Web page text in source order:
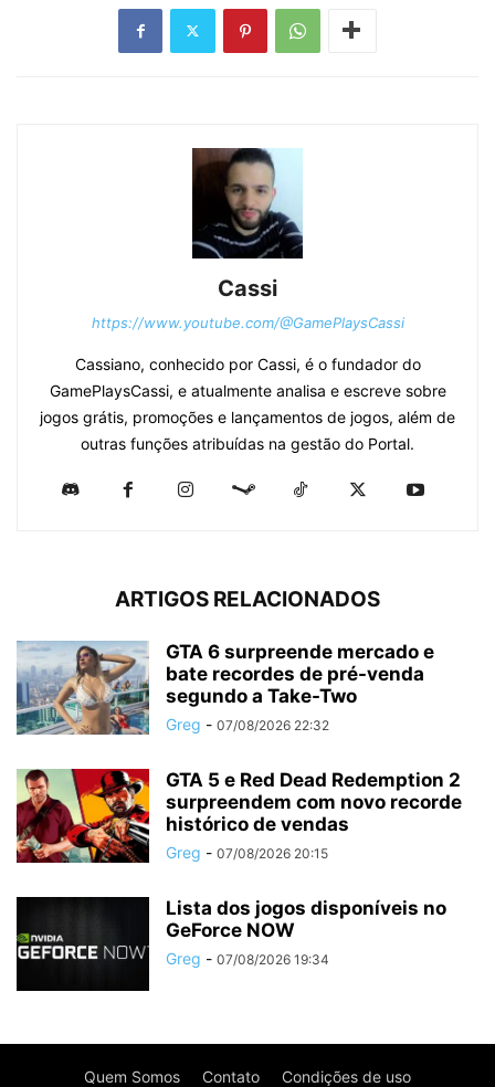
Cassi
https://www.youtube.com/@GamePlaysCassi
Cassiano, conhecido por Cassi, é o fundador do
GamePlaysCassi, e atualmente analisa e escreve sobre
jogos grátis, promoções e lançamentos de jogos, além de
outras funções atribuídas na gestão do Portal.
ARTIGOS RELACIONADOS
GTA 6 surpreende mercado e
bate recordes de pré-venda
segundo a Take-Two
Greg - 07/08/2026 22:32
GTA 5 e Red Dead Redemption 2
surpreendem com novo recorde
histórico de vendas
Greg - 07/08/2026 20:15
Lista dos jogos disponíveis no
GeForce NOW
Greg - 07/08/2026 19:34
Quem Somos Contato Condições de uso